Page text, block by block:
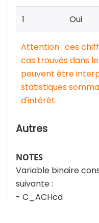
1 Oui
Attention : ces
cas trouvés dans
peuvent être
statistiques
d'intérêt.
Autres
NOTES
Variable binaire
suivante :
- C_ACHcd